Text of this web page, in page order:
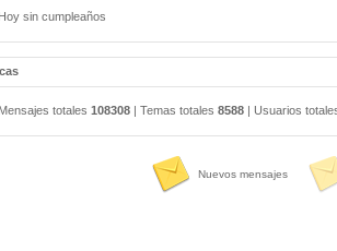
Hoy sin cumpleaños
Mensajes totales 108308| Temas totales 8588| Usuarios
Nuevos mensajes